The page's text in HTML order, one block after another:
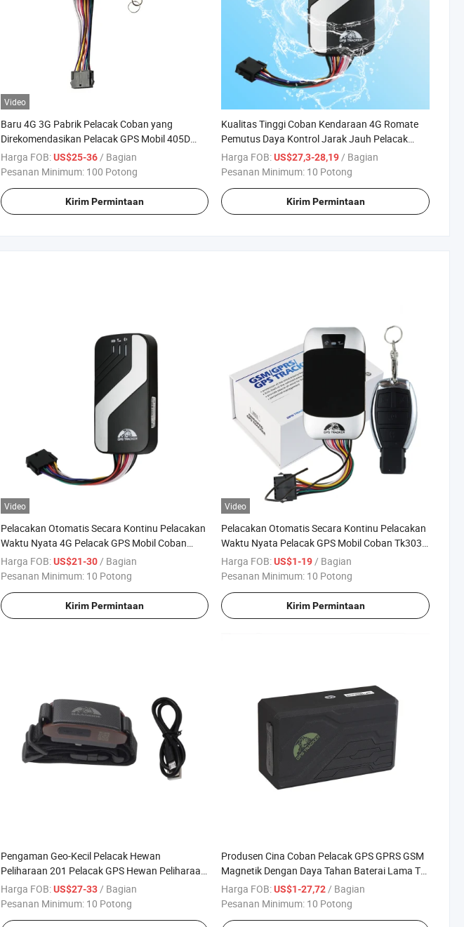
Video
Baru 4G 3G Pabrik Pelacak Coban yang
Direkomendasikan Pelacak GPS Mobil 405D
Mendukung Kamera WiFi Pelacak GPS
Kendaraan Perangkat Pelacakan
Harga FOB:US$25-36/ Bagian
Pesanan Minimum: 100 Potong
Kirim Permintaan
Kualitas Tinggi Coban Kendaraan 4G Romate
Pemutus Daya Kontrol Jarak Jauh Pelacak
untuk Truk
Harga FOB:US$27,3-28,19/ Bagian
Pesanan Minimum: 10 Potong
Kirim Permintaan
Video
Pelacakan Otomatis Secara Kontinu Pelacakan
Waktu Nyata 4G Pelacak GPS Mobil Coban
Tk403A Pabrikan Asli
Harga FOB:US$21-30/ Bagian
Pesanan Minimum: 10 Potong
Kirim Permintaan
Video
Pelacakan Otomatis Secara Kontinu Pelacakan
Waktu Nyata Pelacak GPS Mobil Coban Tk303G
Pabrikan Asli
Harga FOB:US$1-19 / Bagian
Pesanan Minimum: 10 Potong
Kirim Permintaan
Pengaman Geo-Kecil Pelacak Hewan
Peliharaan 201 Pelacak GPS Hewan Peliharaan
untuk Manajemen Pelacakan Waktu Nyata
dengan Aplikasi/Platform Pelacakan Gratis
Harga FOB:US$27-33 / Bagian
Pesanan Minimum: 10 Potong
Produsen Cina Coban Pelacak GPS GPRS GSM
Magnetik Dengan Daya Tahan Baterai Lama Tk
108
Harga FOB:US$1-27,72 / Bagian
Pesanan Minimum: 10 Potong